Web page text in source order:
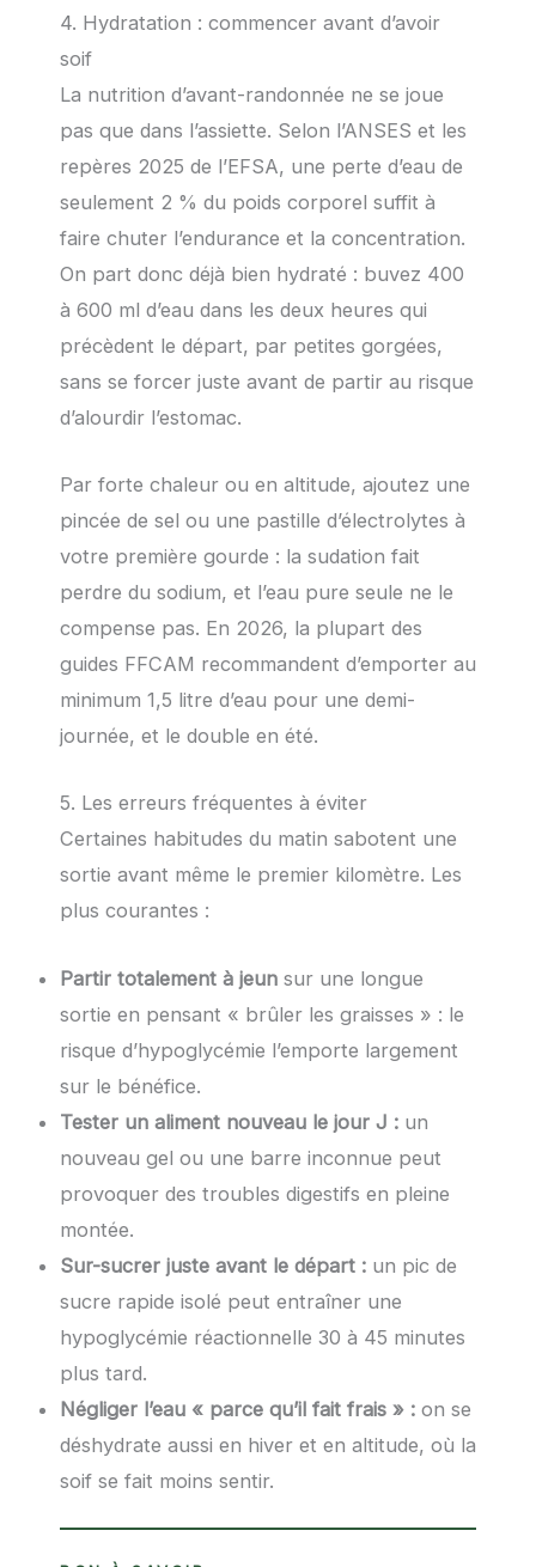
4. Hydratation : commencer avant d’avoir
soif
La nutrition d’avant-randonnée ne se joue
pas que dans l’assiette. Selon l’ANSES et les
repères 2025 de l’EFSA, une perte d’eau de
seulement 2 % du poids corporel suffit à
faire chuter l’endurance et la concentration.
On part donc déjà bien hydraté : buvez 400
à 600 ml d’eau dans les deux heures qui
précèdent le départ, par petites gorgées,
sans se forcer juste avant de partir au risque
d’alourdir l’estomac.
Par forte chaleur ou en altitude, ajoutez une
pincée de sel ou une pastille d’électrolytes à
votre première gourde : la sudation fait
perdre du sodium, et l’eau pure seule ne le
compense pas. En 2026, la plupart des
guides FFCAM recommandent d’emporter au
minimum 1,5 litre d’eau pour une demi-
journée, et le double en été.
5. Les erreurs fréquentes à éviter
Certaines habitudes du matin sabotent une
sortie avant même le premier kilomètre. Les
plus courantes :
Partir totalement à jeun sur une longue
sortie en pensant « brûler les graisses » : le
risque d’hypoglycémie l’emporte largement
sur le bénéfice.
Tester un aliment nouveau le jour J : un
nouveau gel ou une barre inconnue peut
provoquer des troubles digestifs en pleine
montée.
Sur-sucrer juste avant le départ : un pic de
sucre rapide isolé peut entraîner une
hypoglycémie réactionnelle 30 à 45 minutes
plus tard.
Négliger l’eau « parce qu’il fait frais » : on se
déshydrate aussi en hiver et en altitude, où la
soif se fait moins sentir.